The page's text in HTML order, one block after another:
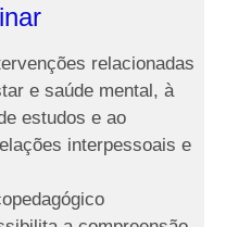
relacionadas
e saúde mental, à
estudos e ao
interpessoais e